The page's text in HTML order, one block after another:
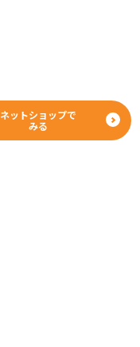
ネットショップで
みる